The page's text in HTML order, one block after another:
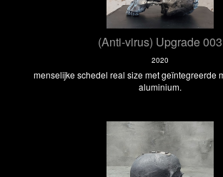
(Anti-virus) Upgrade 003
2020
menselijke schedel real size met geïntegreerde
aluminium.